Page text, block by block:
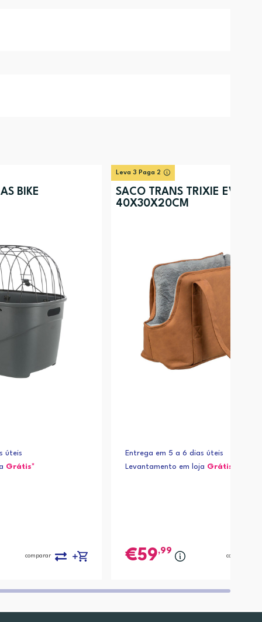
BIKE
úteis
Grátis*
comparar
Leva 3 Paga 2
SACO TRANS TRIXIE EVEL
40X30X20CM
Entrega em 5 a 6 dias úteis
Levantamento em loja Grátis*
59,99
comparar